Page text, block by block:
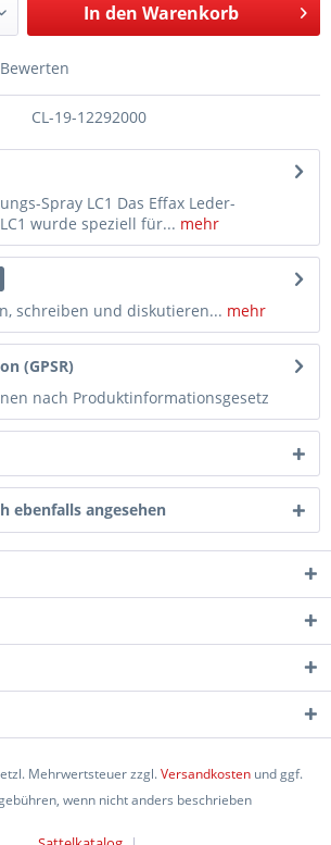
In den Warenkorb
Bewerten
CL-19-12292000
Spray LC1 Das Effax Leder-
wurde speziell für... mehr
schreiben und diskutieren... mehr
(GPSR)
nach Produktinformationsgesetz
ebenfalls angesehen
Mehrwertsteuer zzgl.Versandkosten und ggf.
wenn nicht anders beschrieben